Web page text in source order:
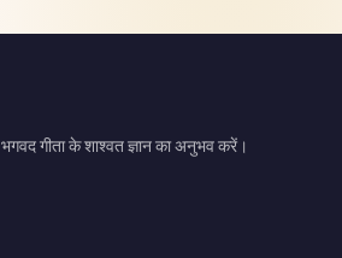
गीता के शाश्वत ज्ञान का अनुभव करें।